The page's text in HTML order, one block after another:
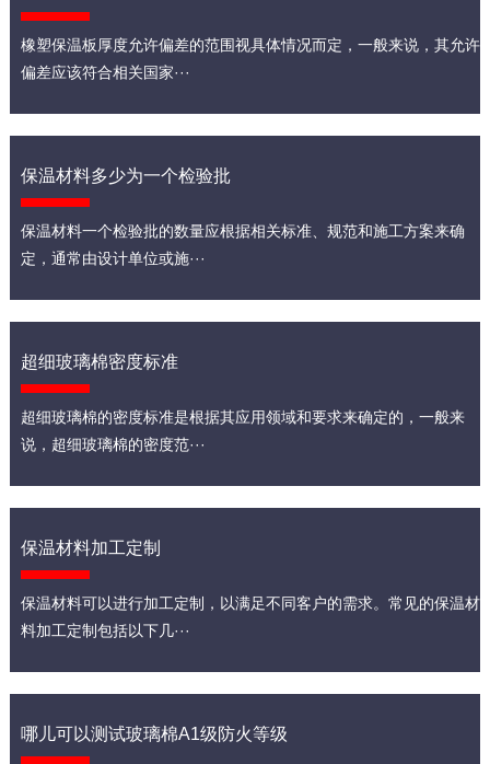
橡塑保温板厚度允许偏差的范围视具体情况而定，一般来说，其允许
偏差应该符合相关国家···
保温材料多少为一个检验批
保温材料一个检验批的数量应根据相关标准、规范和施工方案来确
定，通常由设计单位或施···
超细玻璃棉密度标准
超细玻璃棉的密度标准是根据其应用领域和要求来确定的，一般来
说，超细玻璃棉的密度范···
保温材料加工定制
保温材料可以进行加工定制，以满足不同客户的需求。常见的保温材
料加工定制包括以下几···
哪儿可以测试玻璃棉A1级防火等级